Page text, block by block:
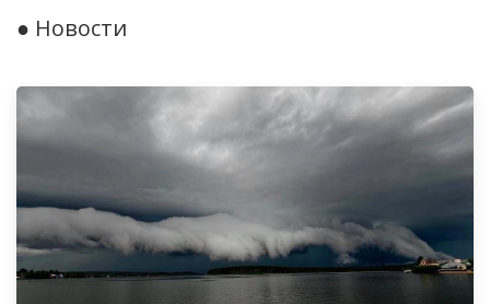
● Новости